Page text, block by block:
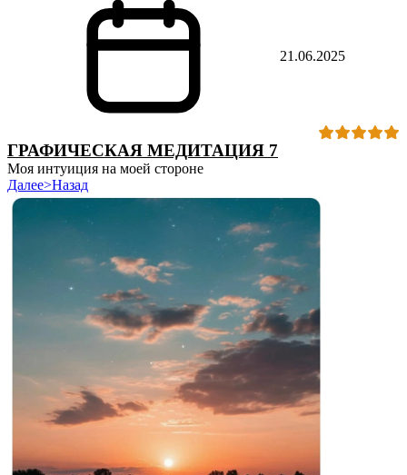
21.06.2025
ГРАФИЧЕСКАЯ МЕДИТАЦИЯ 7
Моя интуиция на моей стороне
Далее>Назад